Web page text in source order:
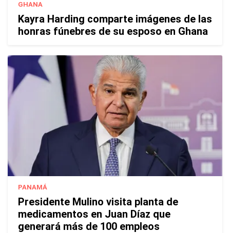
GHANA
Kayra Harding comparte imágenes de las
honras fúnebres de su esposo en Ghana
PANAMÁ
Presidente Mulino visita planta de
medicamentos en Juan Díaz que
generará más de 100 empleos